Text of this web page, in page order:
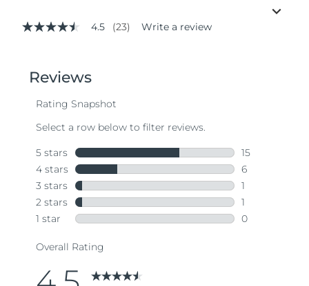
4.5
stars,
rating
value.
Same
page
link.
4.5 (23) Write a review